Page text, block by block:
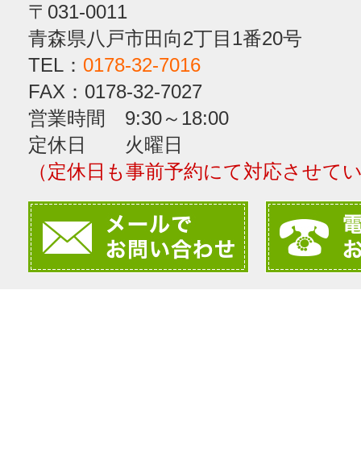
〒031-0011
青森県八戸市田向2丁目1番20号
TEL： 0178-32-7016
FAX：0178-32-7027
営業時間 9:30～18:00
定休日 火曜日
（定休日も事前予約にて対応させて